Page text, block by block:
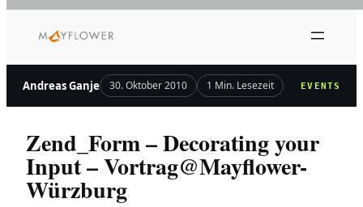
Inhalt
Andreas Ganje 30. Oktober 2010 1 Min. Lesezeit EVENTS
Zend_Form – Decorating your
Input – Vortrag@Mayflower-
Würzburg